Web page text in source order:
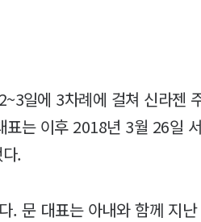
일에 3차례에 걸쳐 신라젠
는 이후 2018년 3월 26일
.
. 문 대표는 아내와 함께 지